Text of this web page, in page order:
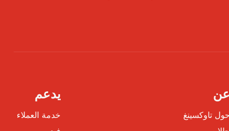
عن
حول تاوكسينغ
يدعم
خدمة العملاء